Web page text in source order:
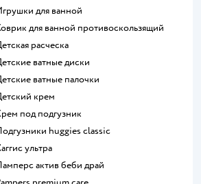
игрушки для ванной
коврик для ванной противоскользящий
детская расческа
детские ватные диски
детские ватные палочки
детский крем
крем под подгузник
подгузники huggies classic
хаггис ультра
памперс актив беби драй